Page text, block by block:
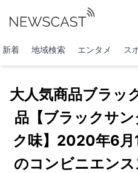
新着 地域検索 エンタメ ス
大人気商品ブラッ
品【ブラックサ
ク味】2020年6月
のコンビニエン